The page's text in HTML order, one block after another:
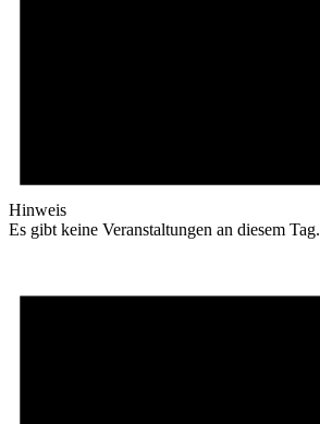
Hinweis
Es gibt keine Veranstaltungen an diesem Tag.